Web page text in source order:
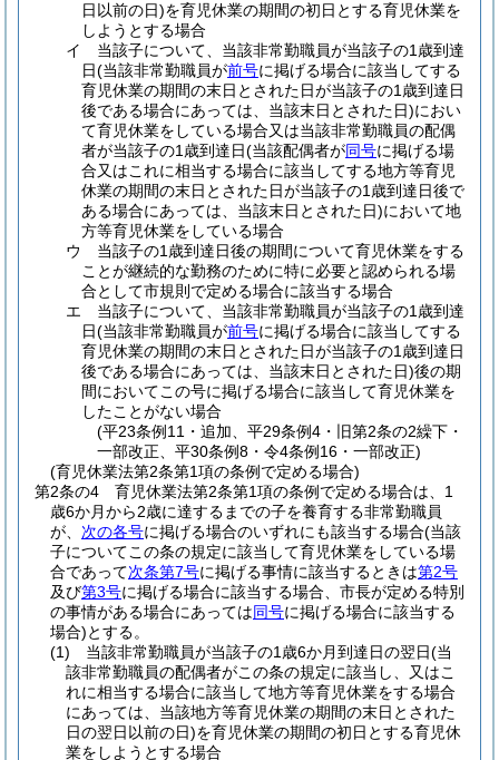
日以前の日)を育児休業の期間の初日とする育児休業を
しようとする場合
イ
当該子について、当該非常勤職員が当該子の1歳到達
日(当該非常勤職員が前号に掲げる場合に該当してする
育児休業の期間の末日とされた日が当該子の1歳到達日
後である場合にあっては、当該末日とされた日)におい
て育児休業をしている場合又は当該非常勤職員の配偶
者が当該子の1歳到達日(当該配偶者が同号に掲げる場
合又はこれに相当する場合に該当してする地方等育児
休業の期間の末日とされた日が当該子の1歳到達日後で
ある場合にあっては、当該末日とされた日)において地
方等育児休業をしている場合
ウ
当該子の1歳到達日後の期間について育児休業をする
ことが継続的な勤務のために特に必要と認められる場
合として市規則で定める場合に該当する場合
エ
当該子について、当該非常勤職員が当該子の1歳到達
日(当該非常勤職員が前号に掲げる場合に該当してする
育児休業の期間の末日とされた日が当該子の1歳到達日
後である場合にあっては、当該末日とされた日)後の期
間においてこの号に掲げる場合に該当して育児休業を
したことがない場合
(平23条例11・追加、平29条例4・旧第2条の2繰下・
一部改正、平30条例8・令4条例16・一部改正)
(育児休業法第2条第1項の条例で定める場合)
第2条の4
育児休業法第2条第1項の条例で定める場合は、1
歳6か月から2歳に達するまでの子を養育する非常勤職員
が、 次の各号に掲げる場合のいずれにも該当する場合(当該
子についてこの条の規定に該当して育児休業をしている場
合であって次条第7号に掲げる事情に該当するときは第2号
及び第3号に掲げる場合に該当する場合、市長が定める特別
の事情がある場合にあっては同号に掲げる場合に該当する
場合)とする。
(1)
当該非常勤職員が当該子の1歳6か月到達日の翌日(当
該非常勤職員の配偶者がこの条の規定に該当し、又はこ
れに相当する場合に該当して地方等育児休業をする場合
にあっては、当該地方等育児休業の期間の末日とされた
日の翌日以前の日)を育児休業の期間の初日とする育児休
業をしようとする場合